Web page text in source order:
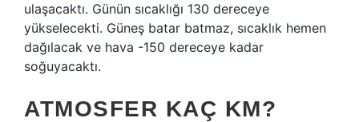
ulaşacaktı. Günün sıcaklığı 130 dereceye
yükselecekti. Güneş batar batmaz, sıcaklık hemen
dağılacak ve hava -150 dereceye kadar
soğuyacaktı.
ATMOSFER KAÇ KM?